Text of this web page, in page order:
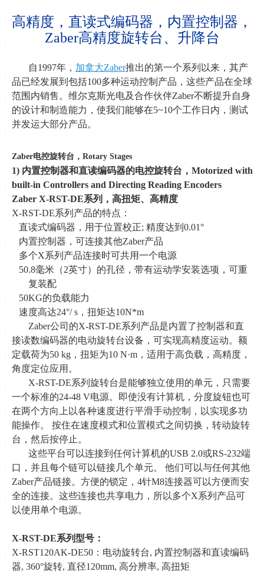
高精度，直读式编码器，内置控制器，
Zaber高精度旋转台、升降台
自1997年， 加拿大Zaber推出的第一个系列以来，其产
品已经发展到包括100多种运动控制产品，这些产品在全球
范围内销售。维尔克斯光电及合作伙伴Zaber不断提升自身
的设计和制造能力，使我们能够在5~10个工作日内，测试
并发运大部分产品。
Zaber电控旋转台， Rotary Stages
1) 内置控制器和直读编码器的电控旋转台 ， Motorized with
built-in Controllers and Directing Reading Encoders
Zaber X-RST-DE系列 ，高扭矩、高精度
X-RST-DE系列产品的特点：
直读式编码器，用于位置校正; 精度达到 0.01°
内置控制器，可连接其他Zaber产品
多个X系列产品连接时可共用一个电源
50.8毫米（2英寸）的孔径，带有运动学安装选项，可重
复装配
50KG的负载能力
速度高达24°/ s，扭矩达10N*m
Zaber公司的X-RST-DE系列产品是内置了控制器和直
接读数编码器的电动旋转台设备，可实现高精度运动。额
定载荷为50 kg，扭矩为10 N·m，适用于高负载，高精度，
角度定位应用。
X-RST-DE系列旋转台是能够独立使用的单元，只需要
一个标准的24-48 V电源。即使没有计算机，分度旋钮也可
在两个方向上以各种速度进行平滑手动控制，以实现多功
能操作。 按住在速度模式和位置模式之间切换，转动旋转
台，然后按停止。
这些平台可以连接到任何计算机的USB 2.0或RS-232端
口，并且每个链可以链接几个单元。 他们可以与任何其他
Zaber产品链接。方便的锁定， 4针M8连接器可以方便而安
全的连接。这些连接也共享电力，所以多个X系列产品可
以使用单个电源。
X-RST-DE系列型号：
X-RST120AK-DE50：电动旋转台, 内置控制器和直读编码
器, 360°旋转, 直径120mm, 高分辨率, 高扭矩